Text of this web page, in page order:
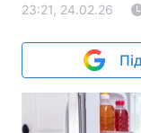
23:21, 24.02.26